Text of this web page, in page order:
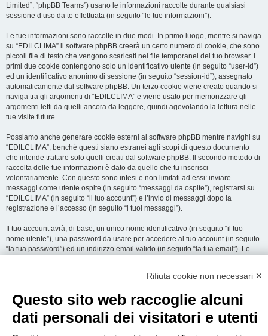
Limited”, “phpBB Teams”) usano le informazioni raccolte durante qualsiasi
sessione d’uso da te effettuata (in seguito “le tue informazioni”).
Le tue informazioni sono raccolte in due modi. In primo luogo, mentre si naviga
su “EDILCLIMA” il software phpBB creerà un certo numero di cookie, che sono
piccoli file di testo che vengono scaricati nei file temporanei del tuo browser. I
primi due cookie contengono solo un identificativo utente (in seguito “user-id”)
ed un identificativo anonimo di sessione (in seguito “session-id”), assegnato
automaticamente dal software phpBB. Un terzo cookie viene creato quando si
naviga tra gli argomenti di “EDILCLIMA” e viene usato per memorizzare gli
argomenti letti da quelli ancora da leggere, quindi agevolando la lettura nelle
tue visite future.
Possiamo anche generare cookie esterni al software phpBB mentre navighi su
“EDILCLIMA”, benché questi siano estranei agli scopi di questo documento
che intende trattare solo quelli creati dal software phpBB. Il secondo metodo di
raccolta delle tue informazioni è dato da quello che tu inserisci
volontariamente. Con questo sono intesi e non limitati ad essi: inviare
messaggi come utente ospite (in seguito “messaggi da ospite”), registrarsi su
“EDILCLIMA” (in seguito “il tuo account”) e l’invio di messaggi dopo la
registrazione e l’accesso (in seguito “i tuoi messaggi”).
Il tuo account avrà, di base, un unico nome identificativo (in seguito “il tuo
nome utente”), una password da usare per accedere al tuo account (in seguito
“la tua password”) ed un indirizzo email valido (in seguito “la tua email”). Le
alle informazioni di nome utente, password ed indirizzo email richiesti durante
obbligatoria o opzionale, è a totale discrezione di “EDILCLIMA”. In tutti i casi,
hai la possibilità di selezionare quali delle informazioni che hai fornito possano
essere rese pubbliche. All’interno del tuo account, hai facoltà di opt-in o opt-out
Rifiuta cookie non necessari ✕
Questo sito web raccoglie alcuni
dati personali dei visitatori e utenti